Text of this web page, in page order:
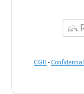
CGU -